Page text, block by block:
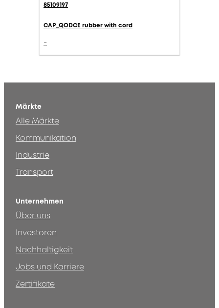
85109197
CAP_QODCE rubber with cord
-
Märkte
Alle Märkte
Kommunikation
Industrie
Transport
Unternehmen
Über uns
Investoren
Nachhaltigkeit
Jobs und Karriere
Zertifikate